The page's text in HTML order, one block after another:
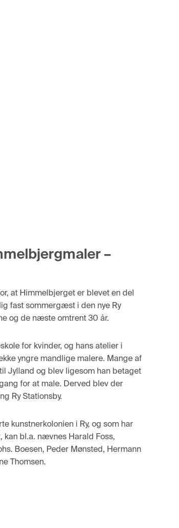
–
, at Himmelbjergeter bleveten del
fast sommergæst i den nye Ry
og de næste omtrent 30 år.
skole for kvinder, og hansatelier i
yngre mandlige malere. Mange af
til Jylland og blev ligesom han betaget
for at male. Derved blev der
Ry Stationsby.
kunstnerkolonien i Ry, og som har
, kan bl.a. nævnes Harald Foss,
Boesen, Peder Mønsted, Hermann
Thomsen.